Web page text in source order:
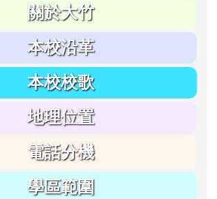
關於大竹
本校沿革
本校校歌
地理位置
電話分機
學區範圍